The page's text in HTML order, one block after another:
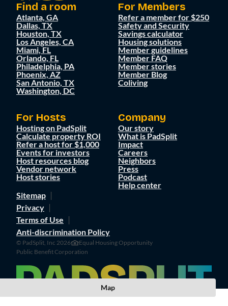
Find a room
Atlanta, GA
Dallas, TX
Houston, TX
Los Angeles, CA
Miami, FL
Orlando, FL
Philadelphia, PA
Phoenix, AZ
San Antonio, TX
Washington, DC
For Members
Refer a member for $250
Safety and Security
Savings calculator
Housing solutions
Member guidelines
Member FAQ
Member stories
Member Blog
Coliving
For Hosts
Hosting on PadSplit
Calculate property ROI
Refer a host for $1,000
Events for investors
Host resources blog
Vendor network
Host stories
Company
Our story
What is PadSplit
Impact
Careers
Neighbors
Press
Podcast
Help center
Sitemap
Privacy
Terms of Use
Anti-discrimination Policy
© PadSplit, Inc 2026
Equal Housing Opportunity
Public Benefit Corporation
Map